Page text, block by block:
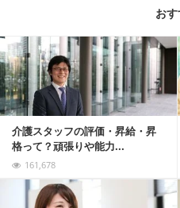
お
介護スタッフの評価・昇給・昇
格って？頑張りや能力...
161,678
記事を読む
記事を読む